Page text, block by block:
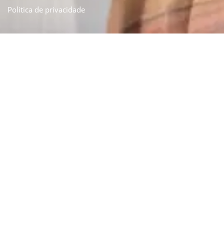
Politica de privacidade